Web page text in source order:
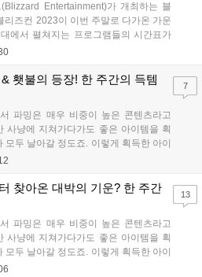
Entertainment)가 개최하는 블
리즈컨 2023이 이번 주말로 다가온 가운
에서 펼쳐지는 프로그램들의 시간표가
해 인기 인플루언서들과 함께 개막식을
발표...
횃불의 등장! 한 주간의 득템
파밍은 매우 비중이 높은 콘텐츠라고
사냥에 지쳐가다가도 좋은 아이템을 획
모두 날아갈 정도죠. 이렇게 획득한 아이
의 스펙을 높이거나 거래로 판매하는 과
판에도 매일 다양한 게시...
7
찾아온 대박의 기운? 한 주간
파밍은 매우 비중이 높은 콘텐츠라고
사냥에 지쳐가다가도 좋은 아이템을 획
모두 날아갈 정도죠. 이렇게 획득한 아이
의 스펙을 높이거나 거래로 판매하는 과
13